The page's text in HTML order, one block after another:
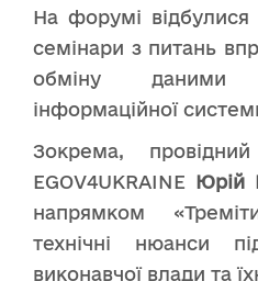
На форумі
семінари з питань
обміну даними
інформаційної
Зокрема,
EGOV4UKRAINE Юрій
напрямком
технічні нюанси
виконавчої влади та